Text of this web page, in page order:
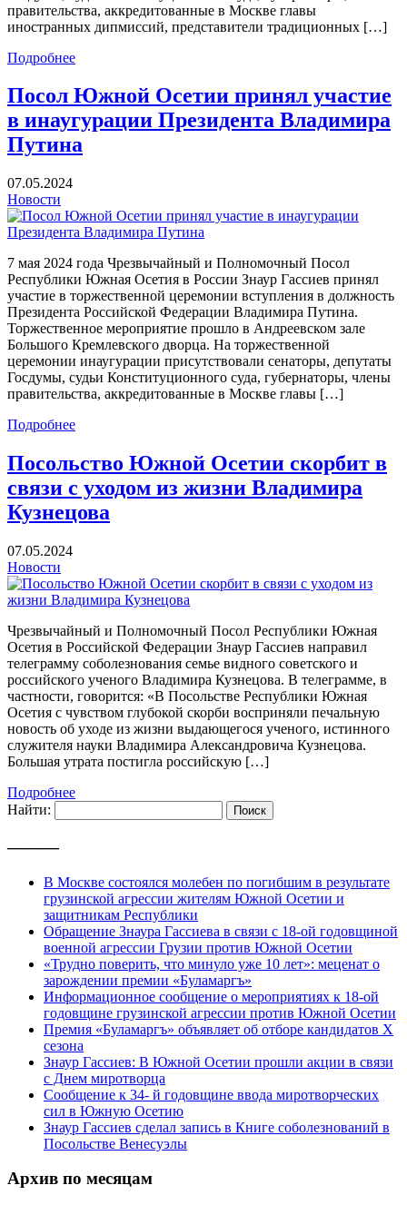
правительства, аккредитованные в Москве главы
иностранных дипмиссий, представители традиционных […]
Подробнее
Посол Южной Осетии принял участие
в инаугурации Президента Владимира
Путина
07.05.2024
Новости
7 мая 2024 года Чрезвычайный и Полномочный Посол
Республики Южная Осетия в России Знаур Гассиев принял
участие в торжественной церемонии вступления в должность
Президента Российской Федерации Владимира Путина.
Торжественное мероприятие прошло в Андреевском зале
Большого Кремлевского дворца. На торжественной
церемонии инаугурации присутствовали сенаторы, депутаты
Госдумы, судьи Конституционного суда, губернаторы, члены
правительства, аккредитованные в Москве главы […]
Подробнее
Посольство Южной Осетии скорбит в
связи с уходом из жизни Владимира
Кузнецова
07.05.2024
Новости
Чрезвычайный и Полномочный Посол Республики Южная
Осетия в Российской Федерации Знаур Гассиев направил
телеграмму соболезнования семье видного советского и
российского ученого Владимира Кузнецова. В телеграмме, в
частности, говорится: «В Посольстве Республики Южная
Осетия с чувством глубокой скорби восприняли печальную
новость об уходе из жизни выдающегося ученого, истинного
служителя науки Владимира Александровича Кузнецова.
Большая утрата постигла российскую […]
Подробнее
Найти:
———
В Москве состоялся молебен по погибшим в результате
грузинской агрессии жителям Южной Осетии и
защитникам Республики
Обращение Знаура Гассиева в связи с 18-ой годовщиной
военной агрессии Грузии против Южной Осетии
«Трудно поверить, что минуло уже 10 лет»: меценат о
зарождении премии «Буламаргъ»
Информационное сообщение о мероприятиях к 18-ой
годовщине грузинской агрессии против Южной Осетии
Премия «Буламаргъ» объявляет об отборе кандидатов Х
сезона
Знаур Гассиев: В Южной Осетии прошли акции в связи
с Днем миротворца
Сообщение к 34- й годовщине ввода миротворческих
сил в Южную Осетию
Знаур Гассиев сделал запись в Книге соболезнований в
Посольстве Венесуэлы
Архив по месяцам